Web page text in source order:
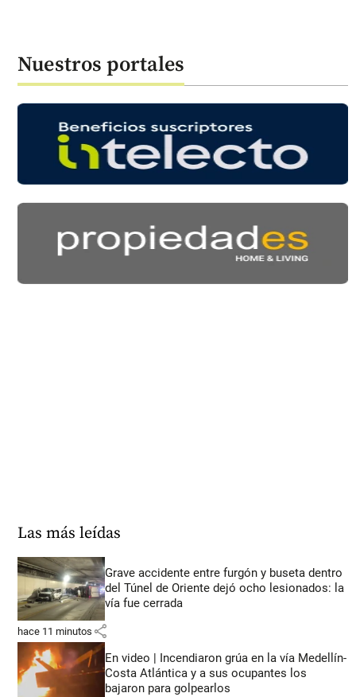
Nuestros portales
Las más leídas
Grave accidente entre furgón y buseta dentro
del Túnel de Oriente dejó ocho lesionados: la
vía fue cerrada
hace 11 minutos share
En video | Incendiaron grúa en la vía Medellín-
Costa Atlántica y a sus ocupantes los
bajaron para golpearlos